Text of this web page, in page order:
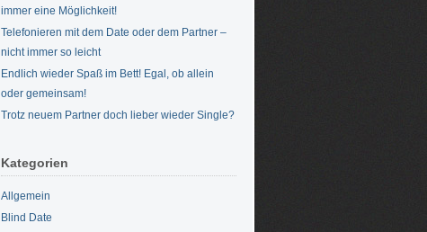
immer eine Möglichkeit!
Telefonieren mit dem Date oder dem Partner –
nicht immer so leicht
Endlich wieder Spaß im Bett! Egal, ob allein
oder gemeinsam!
Trotz neuem Partner doch lieber wieder Single?
Kategorien
Allgemein
Blind Date